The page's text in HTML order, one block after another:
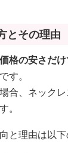
とその理由
価格の安さだ
です。
合、ネック
。
と理由は以下